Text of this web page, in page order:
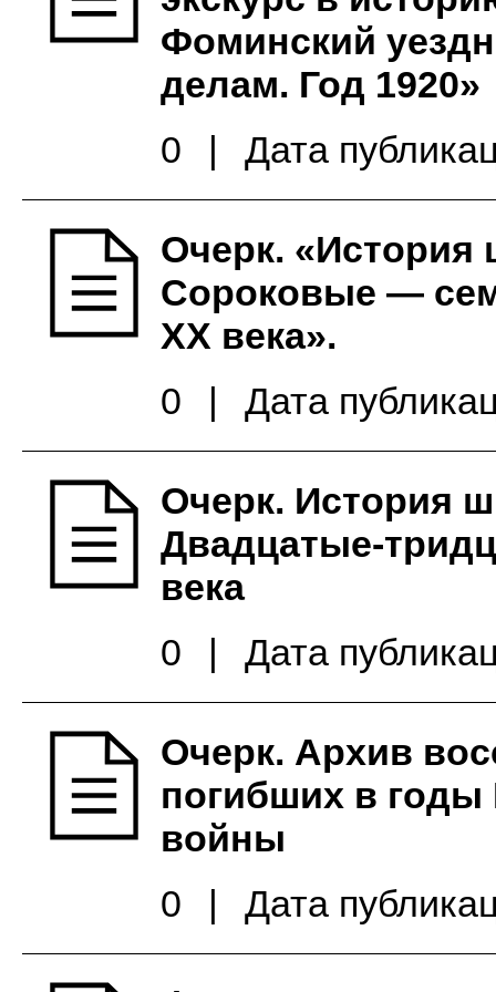
Фоминский
делам. Год 1920»
0
| Дата
Очерк. «История
Сороковые —
ХХ века».
0
| Дата
Очерк. История
Двадцатые-
века
0
| Дата
Очерк. Архив
погибших в годы
войны
0
| Дата